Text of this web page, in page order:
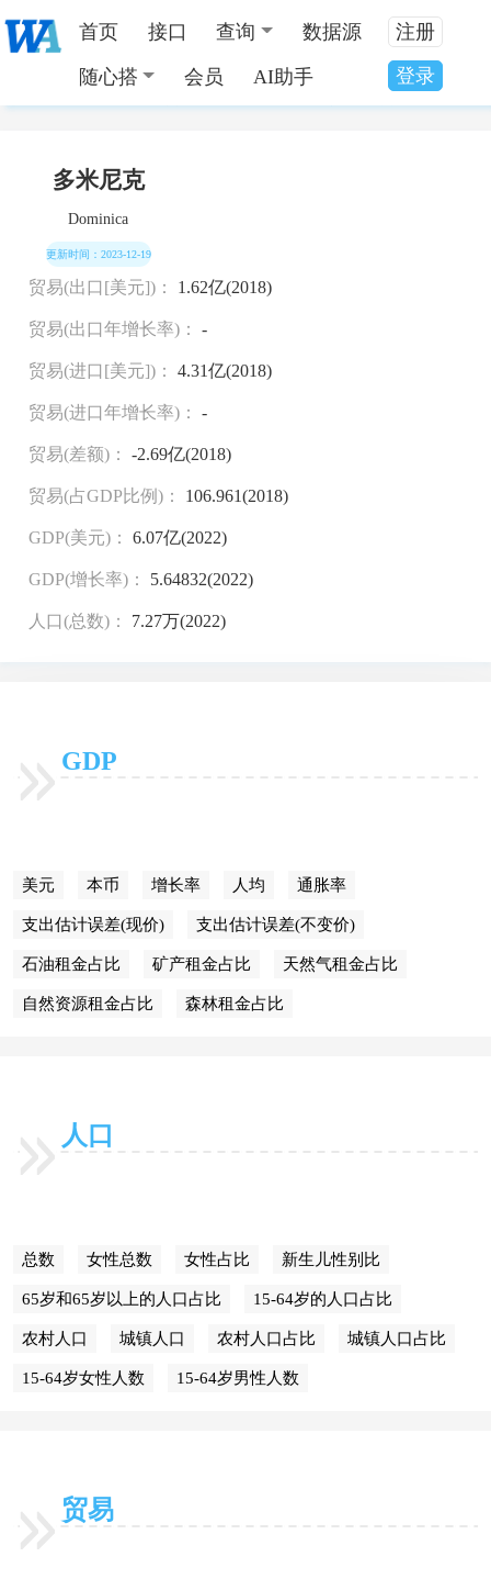
首页 接口 查询 数据源
随心搭 会员 AI助手
注册
登录
多米尼克
Dominica
更新时间：2023-12-19
贸易(出口[美元])： 1.62亿(2018)
贸易(出口年增长率)： -
贸易(进口[美元])： 4.31亿(2018)
贸易(进口年增长率)： -
贸易(差额)： -2.69亿(2018)
贸易(占GDP比例)： 106.961(2018)
GDP(美元)： 6.07亿(2022)
GDP(增长率)： 5.64832(2022)
人口(总数)： 7.27万(2022)
GDP
美元 本币 增长率 人均 通胀率
支出估计误差(现价) 支出估计误差(不变价)
石油租金占比 矿产租金占比 天然气租金占比
自然资源租金占比 森林租金占比
人口
总数 女性总数 女性占比 新生儿性别比
65岁和65岁以上的人口占比 15-64岁的人口占比
农村人口 城镇人口 农村人口占比 城镇人口占比
15-64岁女性人数 15-64岁男性人数
贸易